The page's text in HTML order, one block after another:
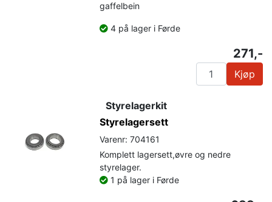
gaffelbein
4 på lager i Førde
271,-
Kjøp
Styrelagerkit
Styrelagersett
Varenr: 704161
Komplett lagersett,øvre og nedre
styrelager.
1 på lager i Førde